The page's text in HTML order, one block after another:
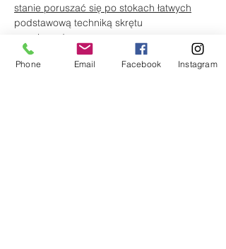
stanie poruszać się po stokach łatwych
podstawową techniką skrętu
snowboardowego.
Przy wykorzystaniu foto/
video analizy
zobaczysz gdzie popełniasz błędy
, co
Phone Email Facebook Instagram